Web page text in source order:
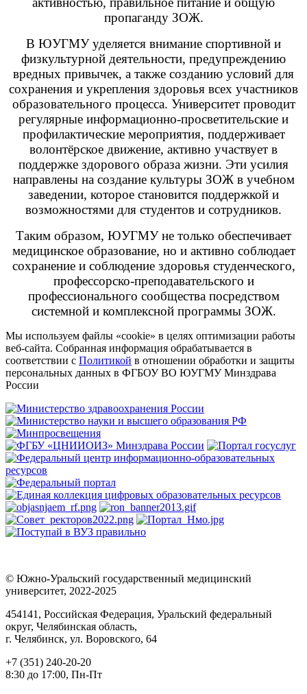
пропаганду ЗОЖ.
В ЮУГМУ уделяется внимание спортивной и
физкультурной деятельности, предупреждению
вредных привычек, а также созданию условий для
сохранения и укрепления здоровья всех участников
образовательного процесса. Университет проводит
регулярные информационно-просветительские и
профилактические мероприятия, поддерживает
волонтёрское движение, активно участвует в
поддержке здорового образа жизни. Эти усилия
направлены на создание культуры ЗОЖ в учебном
заведении, которое становится поддержкой и
возможностями для студентов и сотрудников.
Таким образом, ЮУГМУ не только обеспечивает
медицинское образование, но и активно соблюдает
сохранение и соблюдение здоровья студенческого,
профессорско-преподавательского и
профессионального сообществапосредством
системной и комплексной программы ЗОЖ.
Мы используем файлы «cookie» в целях оптимизации работы
веб-сайта. Собранная информация обрабатывается в
соответствии с Политикой в отношении обработки и защиты
персональных данных в ФГБОУ ВО ЮУГМУ Минздрава
России
© Южно-Уральский государственный медицинский
университет, 2022-2025
454141, Российская Федерация, Уральский федеральный
округ, Челябинская область,
г. Челябинск, ул. Воровского, 64
+7 (351) 240-20-20
8:30 до 17:00, Пн-Пт